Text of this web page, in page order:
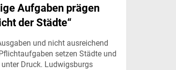
Aufgaben prägen
der Städte“
und nicht ausreichend
setzen Städte und
unter Druck. Ludwigsburgs